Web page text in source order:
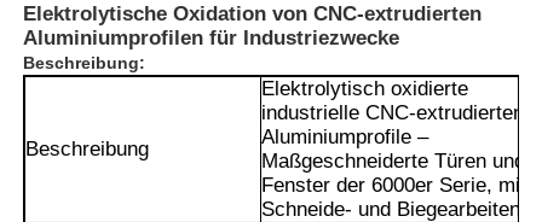
Elektrolytische Oxidation von CNC-extrudierten
Aluminiumprofilen für Industriezwecke
Beschreibung:
Beschreibung
Elektrolytisch oxidierte
industrielle CNC-extrudierten
Aluminiumprofile –
Maßgeschneiderte Türen und
Fenster der 6000er Serie, mit
Schneide- und Biegearbeiten